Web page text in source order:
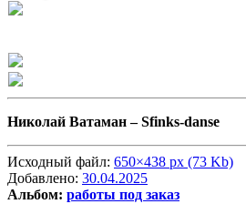
Николай Ватаман –Sfinks-danse
Исходный файл: 650×438 px (73 Kb)
Добавлено: 30.04.2025
Альбом: работы под заказ